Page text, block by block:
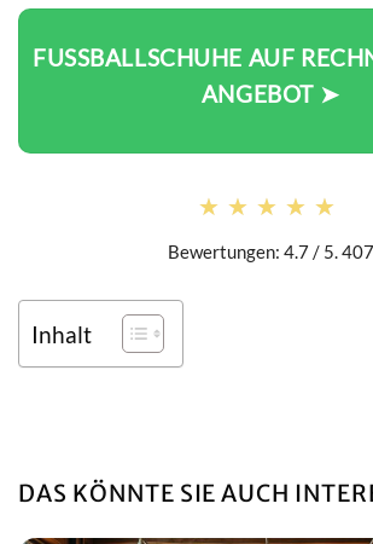
FUSSBALLSCHUHE AUF
NGEBOT ➤
★★★★★
★★★★★
Bewertungen: 4.7 / 5. 407
Inhalt
DAS KÖNNTE SIE AUCH